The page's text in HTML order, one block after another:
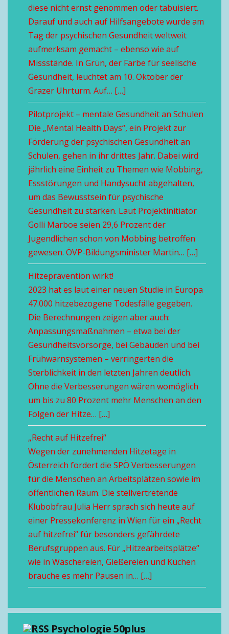
diese nicht ernst genommen oder tabuisiert.
Darauf und auch auf Hilfsangebote wurde am
Tag der psychischen Gesundheit weltweit
aufmerksam gemacht – ebenso wie auf
Missstände. In Grün, der Farbe für seelische
Gesundheit, leuchtet am 10. Oktober der
Grazer Uhrturm. Auf… […]
Pilotprojekt – mentale Gesundheit an Schulen
Die „Mental Health Days“, ein Projekt zur
Förderung der psychischen Gesundheit an
Schulen, gehen in ihr drittes Jahr. Dabei wird
jährlich eine Einheit zu Themen wie Mobbing,
Essstörungen und Handysucht abgehalten,
um das Bewusstsein für psychische
Gesundheit zu stärken. Laut Projektinitiator
Golli Marboe seien 29,6 Prozent der
Jugendlichen schon von Mobbing betroffen
gewesen. ÖVP-Bildungsminister Martin… […]
Hitzeprävention wirkt!
2023 hat es laut einer neuen Studie in Europa
47.000 hitzebezogene Todesfälle gegeben.
Die Berechnungen zeigen aber auch:
Anpassungsmaßnahmen – etwa bei der
Gesundheitsvorsorge, bei Gebäuden und bei
Frühwarnsystemen – verringerten die
Sterblichkeit in den letzten Jahren deutlich.
Ohne die Verbesserungen wären womöglich
um bis zu 80 Prozent mehr Menschen an den
Folgen der Hitze… […]
„Recht auf Hitzefrei“
Wegen der zunehmenden Hitzetage in
Österreich fordert die SPÖ Verbesserungen
für die Menschen an Arbeitsplätzen sowie im
öffentlichen Raum. Die stellvertretende
Klubobfrau Julia Herr sprach sich heute auf
einer Pressekonferenz in Wien für ein „Recht
auf hitzefrei“ für besonders gefährdete
Berufsgruppen aus. Für „Hitzearbeitsplätze“
wie in Wäschereien, Gießereien und Küchen
brauche es mehr Pausen in… […]
Psychologie 50plus